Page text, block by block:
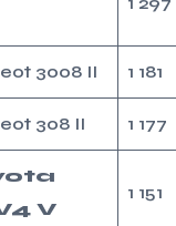
3008 II 1 181
308 II 1 177
V
1 151